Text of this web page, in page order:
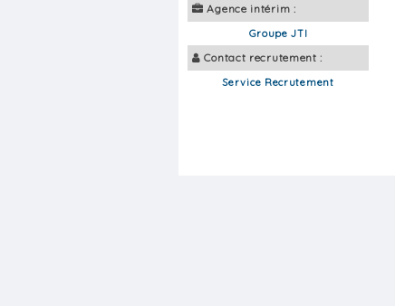
Agence intérim :
Groupe JTI
Contact recrutement :
Service Recrutement